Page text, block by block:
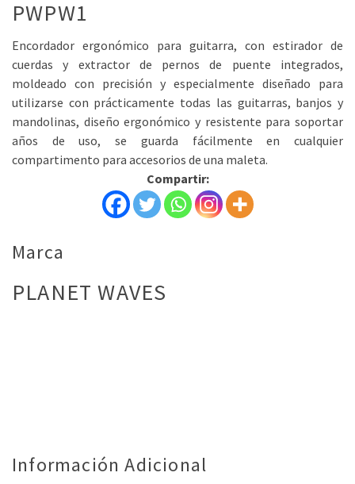
PWPW1
Encordador ergonómico para guitarra, con estirador de
cuerdas y extractor de pernos de puente integrados,
moldeado con precisión y especialmente diseñado para
utilizarse con prácticamente todas las guitarras, banjos y
mandolinas, diseño ergonómico y resistente para soportar
años de uso, se guarda fácilmente en cualquier
compartimento para accesorios de una maleta.
Compartir:
Marca
PLANET WAVES
Información Adicional